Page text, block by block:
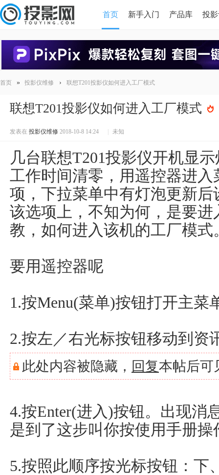
首页 新手入门 产品库 投
首页 » 投影仪维修 › 联想T201投影仪如何进入工厂模式
联想T201投影仪如何进入工厂模式
发表在 投影仪维修 2018-10-8 14:24 未知
几台联想T201投影仪开机显
工作时间清零，用遥控器进
项，下拉菜单中有灯泡更新
该选项上，不知为何，是要
教，如何进入该机的工厂模式
要用遥控器呢
1.按Menu(菜单)按钮打开主菜
2.按左／右光标按钮移动到资
此处内容被隐藏， 回复本帖后可
4.按Enter(进入)按钮。出现消
是到了这步叫你按使用手册操
5.按照此顺序按光标按钮：下